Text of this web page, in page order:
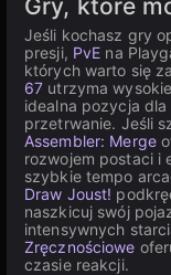
Gry, które
Jeśli kochasz gry
presji, PvE na
których warto się
67 utrzyma
idealna pozycja
przetrwanie. Jeśli
Assembler: Merge
rozwojem postaci i
szybkie tempo
Draw Joust!
naszkicuj swój
intensywnych
Zręcznościowe
czasie reakcji.